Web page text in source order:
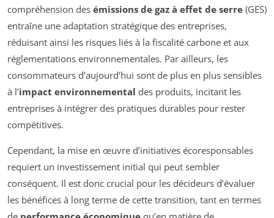
compréhension des émissions de gaz à effet de serre (GES)
entraîne une adaptation stratégique des entreprises,
réduisant ainsi les risques liés à la fiscalité carbone et aux
réglementations environnementales. Par ailleurs, les
consommateurs d’aujourd’hui sont de plus en plus sensibles
à l’impact environnemental des produits, incitant les
entreprises à intégrer des pratiques durables pour rester
compétitives.
Cependant, la mise en œuvre d’initiatives écoresponsables
requiert un investissement initial qui peut sembler
conséquent. Il est donc crucial pour les décideurs d’évaluer
les bénéfices à long terme de cette transition, tant en termes